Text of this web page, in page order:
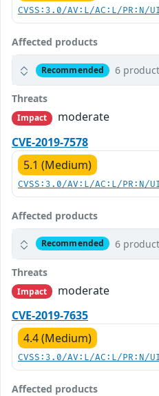
CVSS:3.0/AV:L/AC:L/
Affected products
Recommended 6
Threats
Impact
moderate
CVE-2019-7578
5.1 (Medium)
CVSS:3.0/AV:L/AC:L/
Affected products
Recommended 6
Threats
Impact
moderate
CVE-2019-7635
4.4 (Medium)
CVSS:3.0/AV:L/AC:L/
Affected products